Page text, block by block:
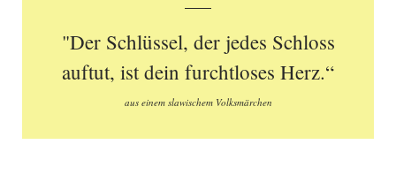
"Der Schlüssel, der jedes Schloss
auftut, ist dein furchtloses Herz.“
aus einem slawischem Volksmärchen